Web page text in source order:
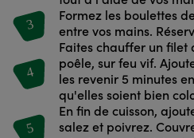
3
Formez les boulettes
entre vos mains.
4
Faites chauffer un
poêle, sur feu vif.
les revenir 5 minutes
qu'elles soient bien
5
En fin de cuisson,
salez et poivrez.